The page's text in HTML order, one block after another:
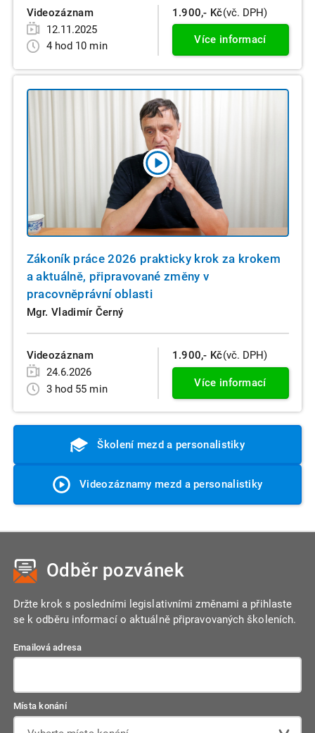
Videozáznam
12.11.2025
4 hod 10 min
1.900,- Kč(vč. DPH)
Více informací
Zákoník práce 2026 prakticky krok za krokem
a aktuálně, připravované změny v
pracovněprávní oblasti
Mgr. Vladimír Černý
Videozáznam
24.6.2026
3 hod 55 min
1.900,- Kč(vč. DPH)
Více informací
Školení mezd a personalistiky
Videozáznamy mezd a personalistiky
Odběr pozvánek
Držte krok s posledními legislativními změnami a přihlaste
se k odběru informací o aktuálně připravovaných školeních.
Emailová adresa
Místa konání